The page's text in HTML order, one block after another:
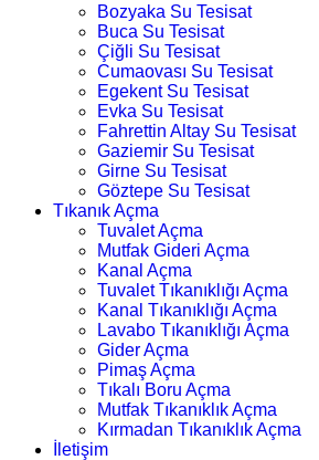
Bozyaka Su Tesisat
Buca Su Tesisat
Çiğli Su Tesisat
Cumaovası Su Tesisat
Egekent Su Tesisat
Evka Su Tesisat
Fahrettin Altay Su Tesisat
Gaziemir Su Tesisat
Girne Su Tesisat
Göztepe Su Tesisat
Tıkanık Açma
Tuvalet Açma
Mutfak Gideri Açma
Kanal Açma
Tuvalet Tıkanıklığı Açma
Kanal Tıkanıklığı Açma
Lavabo Tıkanıklığı Açma
Gider Açma
Pimaş Açma
Tıkalı Boru Açma
Mutfak Tıkanıklık Açma
Kırmadan Tıkanıklık Açma
İletişim